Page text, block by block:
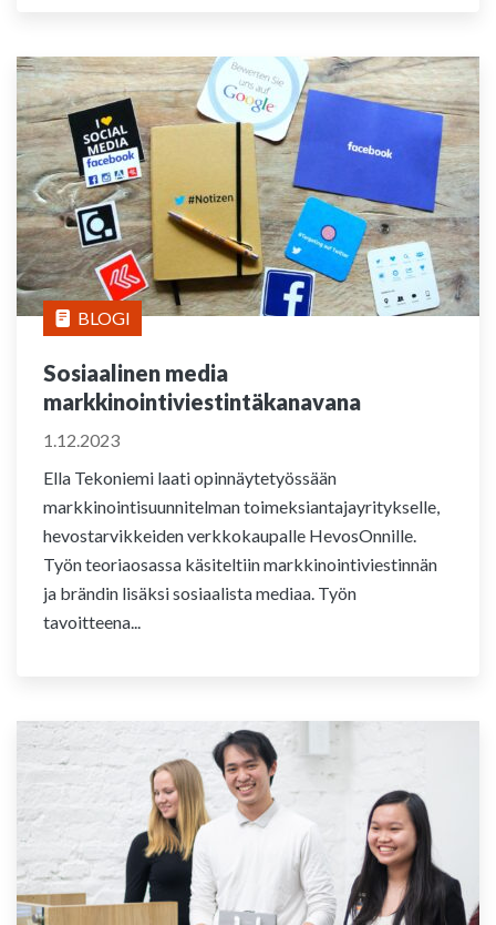
BLOGI
Sosiaalinen media
markkinointiviestintäkanavana
1.12.2023
Ella Tekoniemi laati opinnäytetyössään
markkinointisuunnitelman toimeksiantajayritykselle,
hevostarvikkeiden verkkokaupalle HevosOnnille.
Työn teoriaosassa käsiteltiin markkinointiviestinnän
ja brändin lisäksi sosiaalista mediaa. Työn
tavoitteena...